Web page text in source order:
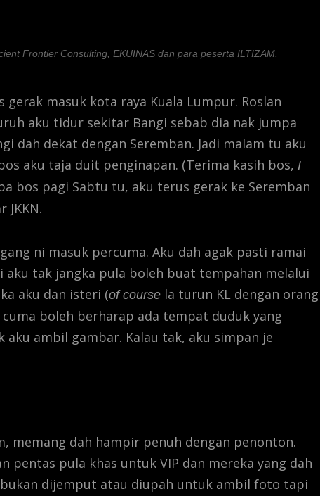
Frontier Consulting, EKUINAS dan para peserta ILTIZAM.
masuk kota raya Kuala Lumpur. Roslan
aku tidur sekitar Bangi sebab dia nak jumpa
dah dekat dengan Seremban. Jadi malam tu aku
aku taja duit penginapan. (Terima kasih bos, I
bos pagi Sabtu tu, aku terus gerak ke Seremban
ni masuk percuma. Aku dah agak pasti ramai
aku tak jangka pula boleh buat tempahan melalui
aku dan isteri (of course la turun KL dengan orang
boleh berharap ada tempat duduk yang
ambil gambar. Kalau tak, aku simpan je
memang dah hampir penuh dengan penonton.
pentas pula khas untuk VIP dan mereka yang dah
dijemput atau diupah untuk ambil foto tapi